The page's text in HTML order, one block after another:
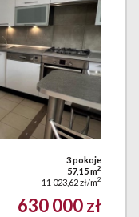
3 pokoje
57,15 m2
11 023,62 zł/m2
630 000 zł